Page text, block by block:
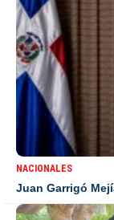
NACIONALES
Juan Garrigó